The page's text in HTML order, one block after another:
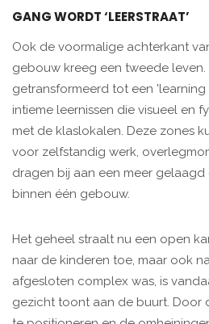
GANG WORDT ‘LEERSTRAAT’
Ook de voormalige achterkant
gebouw kreeg een tweede
getransformeerd tot een
intieme leernissen die visueel en
met de klaslokalen. Deze zones
voor zelfstandig werk,
dragen bij aan een meer
binnen één gebouw.
Het geheel straalt nu een open
naar de kinderen toe, maar ook
afgesloten complex was, is
gezicht toont aan de buurt. Door